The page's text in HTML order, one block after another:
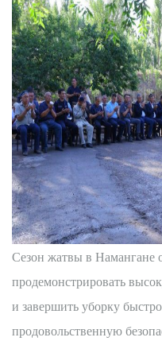
Сезон жатвы в Намангане
продемонстрировать
и завершить уборку
продовольственную